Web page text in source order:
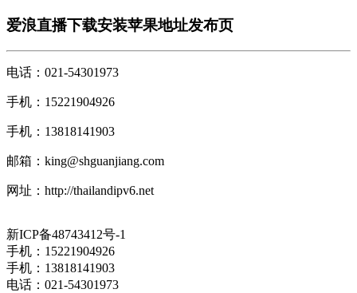
爱浪直播下载安装苹果地址发布页
电话：021-54301973
手机：15221904926
手机：13818141903
邮箱： king@shguanjiang.com
网址：http://thailandipv6.net
新ICP备48743412号-1
手机：15221904926
手机：13818141903
电话：021-54301973